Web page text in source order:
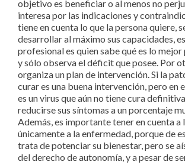
objetivo es beneficiar o al menos no
interesa por las indicaciones y
tiene en cuenta lo que la persona quiere,
desarrollar al máximo sus capacidades,
profesional es quien sabe qué es lo mejor
y sólo observa el déficit que posee. Por
organiza un plan de intervención. Si la
curar es una buena intervención, pero en
es un virus que aún no tiene cura
reducirse sus síntomas a un porcentaje
Además, es importante tener en cuenta a
únicamente a la enfermedad, porque de
trata de potenciar su bienestar, pero se
del derecho de autonomía, y a pesar de